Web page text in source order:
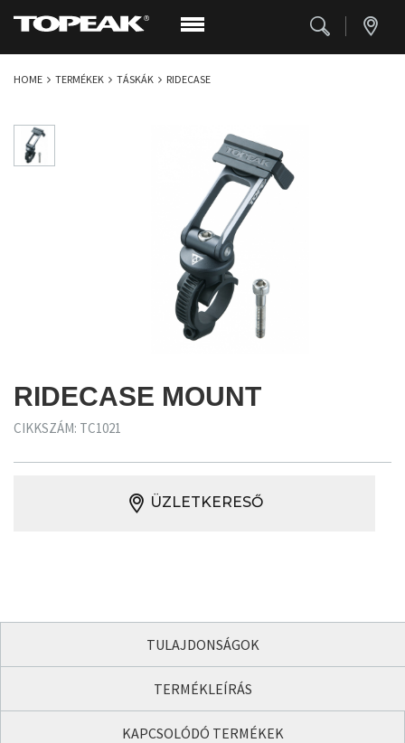
HOME TERMÉKEK TÁSKÁK RIDECASE
RIDECASE MOUNT
CIKKSZÁM: TC1021
ÜZLETKERESŐ
TULAJDONSÁGOK
TERMÉKLEÍRÁS
KAPCSOLÓDÓ TERMÉKEK